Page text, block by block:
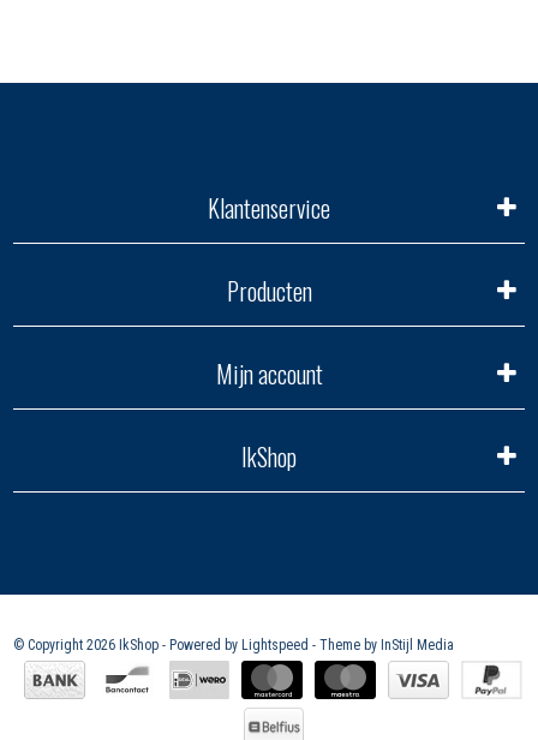
Klantenservice
Producten
Mijn account
IkShop
© Copyright 2026 IkShop - Powered by Lightspeed - Theme by InStijl Media